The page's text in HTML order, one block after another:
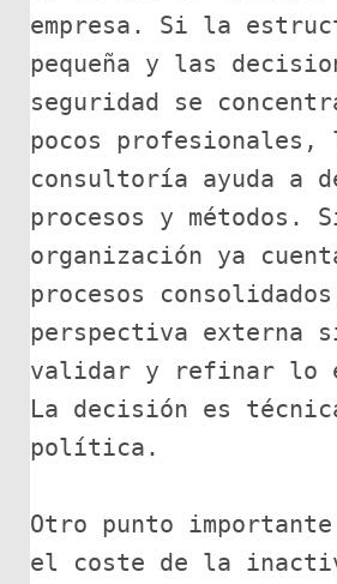
empresa. Si la
pequeña y las
seguridad se
pocos profesionales,
consultoría ayuda a
procesos y métodos.
organización ya
procesos
perspectiva externa
validar y refinar lo
La decisión es
política.
Otro punto
el coste de la